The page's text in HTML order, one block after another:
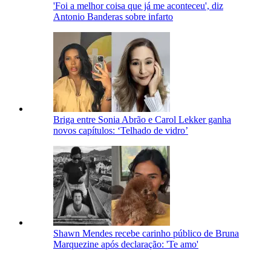
'Foi a melhor coisa que já me aconteceu', diz
Antonio Banderas sobre infarto
Briga entre Sonia Abrão e Carol Lekker ganha
novos capítulos: ‘Telhado de vidro’
Shawn Mendes recebe carinho público de Bruna
Marquezine após declaração: 'Te amo'